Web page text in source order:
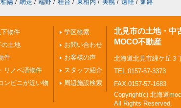
柏陽 / 網走 / 端野 / 桂台 / 東相内 / 美幌 / 遠軽 / 釧路
物件
の土地
件
リノベ済物件
ンビニが近い物
学区検索
お問い合わせ
お客様の声
スタッフ紹介
周辺施設検索
北見市の土地・中
MOCO不動産
北海道北見市緑ケ丘３
TEL:0157-57-3373
FAX:0157-57-1683
Copyright(c) 北海道
All Rights Reserved.